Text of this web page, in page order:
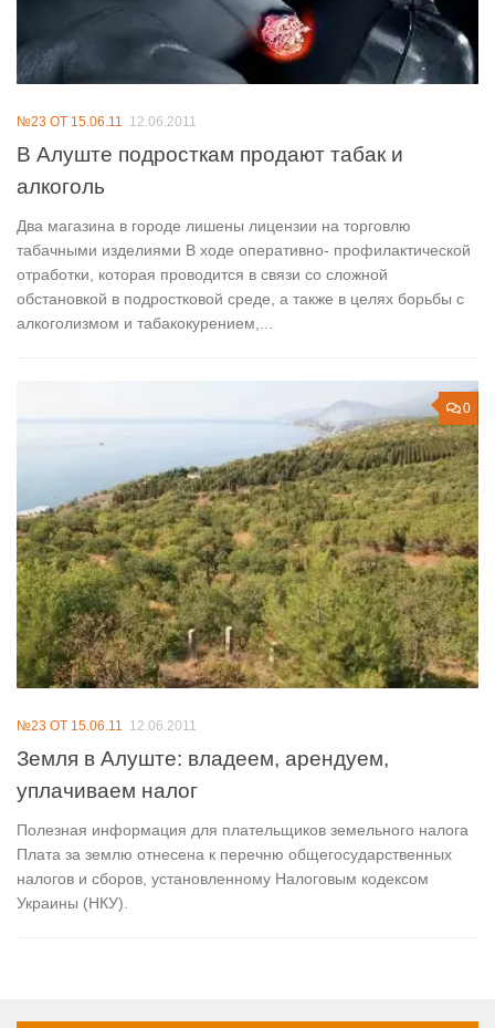
№23 ОТ 15.06.11 12.06.2011
В Алуште подросткам продают табак и
алкоголь
Два магазина в городе лишены лицензии на торговлю
табачными изделиями В ходе оперативно- профилактической
отработки, которая проводится в связи со сложной
обстановкой в подростковой среде, а также в целях борьбы с
алкоголизмом и табакокурением,...
0
№23 ОТ 15.06.11 12.06.2011
Земля в Алуште: владеем, арендуем,
уплачиваем налог
Полезная информация для плательщиков земельного налога
Плата за землю отнесена к перечню общегосударственных
налогов и сборов, установленному Налоговым кодексом
Украины (НКУ).